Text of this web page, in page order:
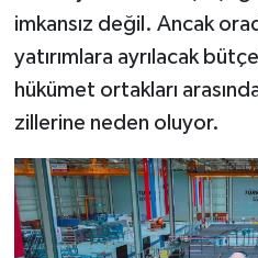
imkansız değil. Ancak
yatırımlara ayrılacak
hükümet ortakları
zillerine neden oluyor.